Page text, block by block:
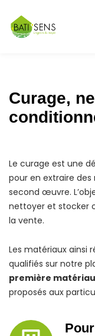
Curage,
Le curage est une
pour en extraire
second œuvre.
nettoyer et stocker
la vente.
Les matériaux ainsi
qualifiés sur notre
première
proposés aux